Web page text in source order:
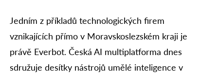
Jedním z příkladů technologických firem
vznikajících přímo v Moravskoslezském kraji je
právě Everbot. Česká AI multiplatforma dnes
sdružuje desítky nástrojů umělé inteligence v